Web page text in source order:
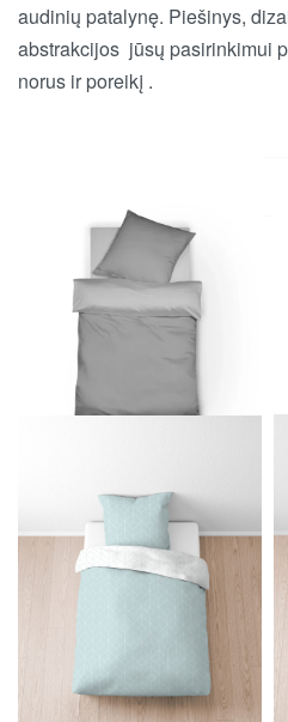
audinių patalynę. Piešinys,
abstrakcijos jūsų pasirinkimui
norus ir poreikį .
Glamžytos medvilnės patalynės